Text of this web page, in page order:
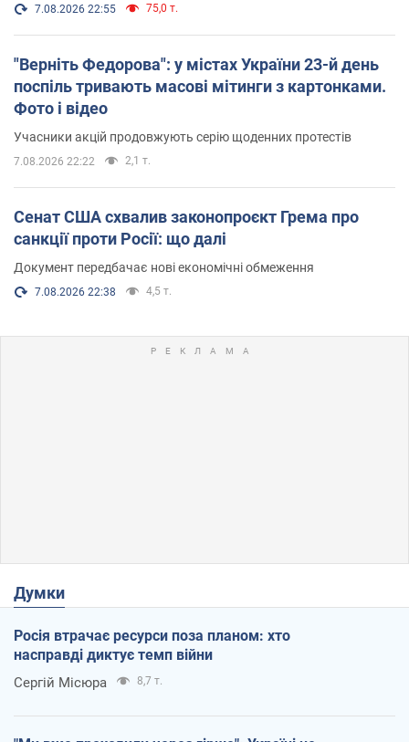
7.08.2026 22:55 75,0 т.
"Верніть Федорова": у містах України 23-й день
поспіль тривають масові мітинги з картонками.
Фото і відео
Учасники акцій продовжують серію щоденних протестів
7.08.2026 22:22 2,1 т.
Сенат США схвалив законопроєкт Грема про
санкції проти Росії: що далі
Документ передбачає нові економічні обмеження
7.08.2026 22:38 4,5 т.
Думки
Росія втрачає ресурси поза планом: хто
насправді диктує темп війни
Сергій Місюра 8,7 т.